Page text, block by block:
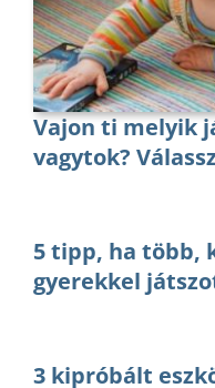
Vajon ti melyik
vagytok?
5 tipp, ha több,
gyerekkel
3 kipróbált